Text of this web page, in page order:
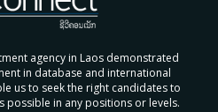
agency in Laos demonstrated
in database and international
us to seek the right candidates to
possible in any positions or levels.